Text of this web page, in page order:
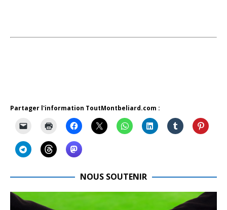
Partager l'information ToutMontbeliard.com :
NOUS SOUTENIR